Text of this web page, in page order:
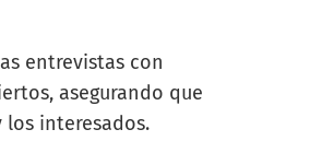
entrevistas con
asegurando que
interesados.